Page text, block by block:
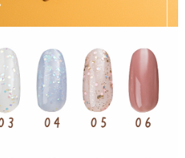
取消之訂單仍視為有效，需透過AFTEE先享
support/home
司提供之「AFTEE先享後付」服務完成之交
供個人資料，並將交易相關給付款項請求債
。
瀏覽以下網址：
以上)免運費
以上)免運費